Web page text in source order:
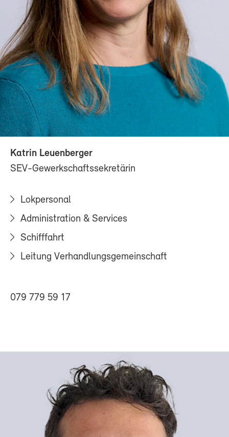
Katrin Leuenberger
SEV-Gewerkschaftssekretärin
Lokpersonal
Administration & Services
Schifffahrt
Leitung Verhandlungsgemeinschaft
079 779 59 17